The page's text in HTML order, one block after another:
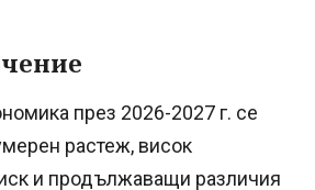
през 2026-2027 г. се
растеж, висок
и продължаващи различия